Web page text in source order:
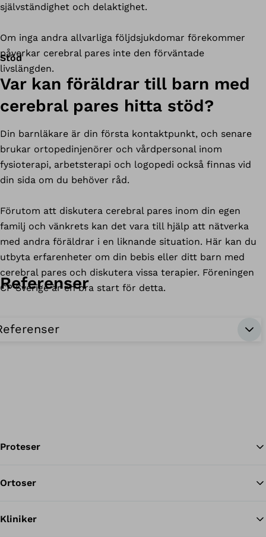
självständighet och delaktighet.
Om inga andra allvarliga följdsjukdomar förekommer
påverkar cerebral pares inte den förväntade
livslängden.
Stöd
Var kan föräldrar till barn med
cerebral pares hitta stöd?
Din barnläkare är din första kontaktpunkt, och senare
brukar ortopedinjenörer och vårdpersonal inom
fysioterapi, arbetsterapi och logopedi också finnas vid
din sida om du behöver råd.
Förutom att diskutera cerebral pares inom din egen
familj och vänkrets kan det vara till hjälp att nätverka
med andra föräldrar i en liknande situation. Här kan du
utbyta erfarenheter om din bebis eller ditt barn med
cerebral pares och diskutera vissa terapier. Föreningen
CP Sverige är en bra start för detta.
Referenser
Proteser
Ortoser
Kliniker